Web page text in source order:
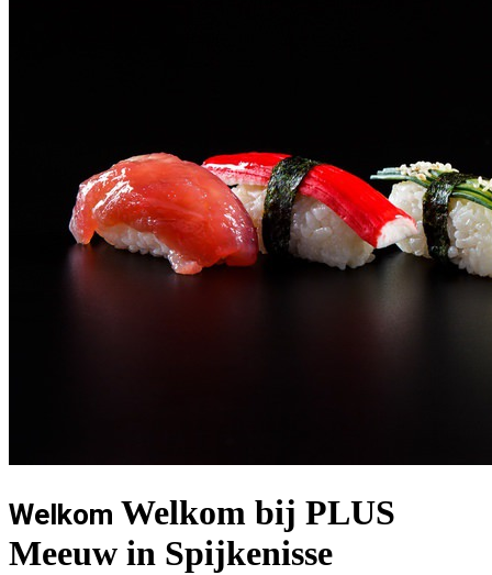
Welkom Welkom bij PLUS
Meeuw in Spijkenisse